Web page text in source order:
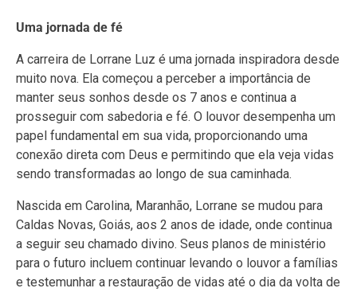
Uma jornada de fé
A carreira de Lorrane Luz é uma jornada inspiradora desde
muito nova. Ela começou a perceber a importância de
manter seus sonhos desde os 7 anos e continua a
prosseguir com sabedoria e fé. O louvor desempenha um
papel fundamental em sua vida, proporcionando uma
conexão direta com Deus e permitindo que ela veja vidas
sendo transformadas ao longo de sua caminhada.
Nascida em Carolina, Maranhão, Lorrane se mudou para
Caldas Novas, Goiás, aos 2 anos de idade, onde continua
a seguir seu chamado divino. Seus planos de ministério
para o futuro incluem continuar levando o louvor a famílias
e testemunhar a restauração de vidas até o dia da volta de